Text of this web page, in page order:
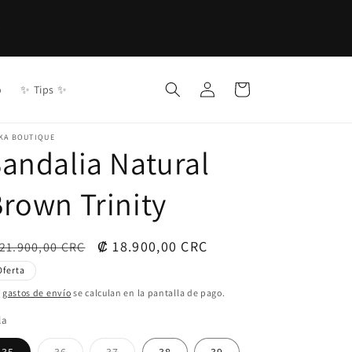
✨ Tips ✨
Iniciar
sesión
Carrito
BOUTIQUE
Natural
Trinity
CRC
Precio
oferta
₡ 18.900,00 CRC
gastos de envío se calculan en la pantalla de pago.